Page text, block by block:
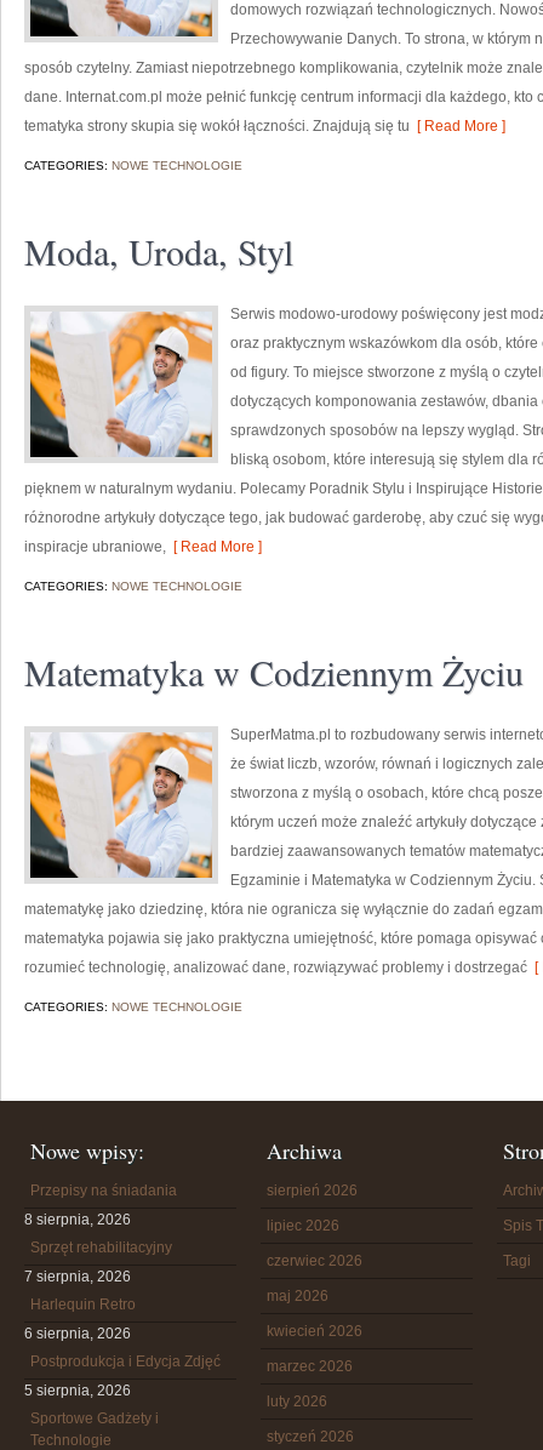
domowych rozwiązań technologicznych.
Przechowywanie Danych. To strona, w
sposób czytelny. Zamiast niepotrzebnego komplikowania, czytelnik może
dane. Internat.com.pl może pełnić funkcję centrum informacji dla każdego, kto
tematyka strony skupia się wokół łączności. Znajdują się tu [ Read More ]
CATEGORIES: NOWE TECHNOLOGIE
Moda, Uroda, Styl
Serwis modowo-urodowy poświęcony jest
oraz praktycznym wskazówkom dla osób,
od figury. To miejsce stworzone z myślą o
dotyczących komponowania zestawów,
sprawdzonych sposobów na lepszy wygląd.
bliską osobom, które interesują się stylem dla
pięknem w naturalnym wydaniu. Polecamy Poradnik Stylu i Inspirujące
różnorodne artykuły dotyczące tego, jak budować garderobę, aby czuć się
inspiracje ubraniowe, [ Read More ]
CATEGORIES: NOWE TECHNOLOGIE
Matematyka w Codziennym Życiu
SuperMatma.pl to rozbudowany serwis
że świat liczb, wzorów, równań i logicznych
stworzona z myślą o osobach, które chcą
którym uczeń może znaleźć artykuły
bardziej zaawansowanych tematów
Egzaminie i Matematyka w Codziennym
matematykę jako dziedzinę, która nie ogranicza się wyłącznie do zadań
matematyka pojawia się jako praktyczna umiejętność, które pomaga
rozumieć technologię, analizować dane, rozwiązywać problemy i dostrzegać [
CATEGORIES: NOWE TECHNOLOGIE
Nowe wpisy:
Przepisy na śniadania
8 sierpnia, 2026
Sprzęt rehabilitacyjny
7 sierpnia, 2026
Harlequin Retro
6 sierpnia, 2026
Postprodukcja i Edycja Zdjęć
5 sierpnia, 2026
Sportowe Gadżety i
Technologie
Archiwa
sierpień 2026
lipiec 2026
czerwiec 2026
maj 2026
kwiecień 2026
marzec 2026
luty 2026
styczeń 2026
Spis
Tagi